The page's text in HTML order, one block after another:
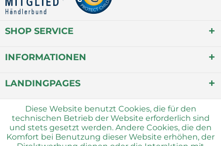
SHOP SERVICE
INFORMATIONEN
LANDINGPAGES
Diese Website benutzt Cookies, die für den
technischen Betrieb der Website erforderlich sind
und stets gesetzt werden. Andere Cookies, die den
Komfort bei Benutzung dieser Website erhöhen, der